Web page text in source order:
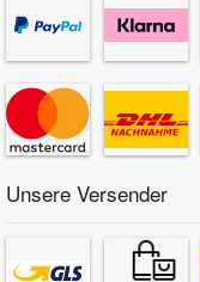
Unsere Versender